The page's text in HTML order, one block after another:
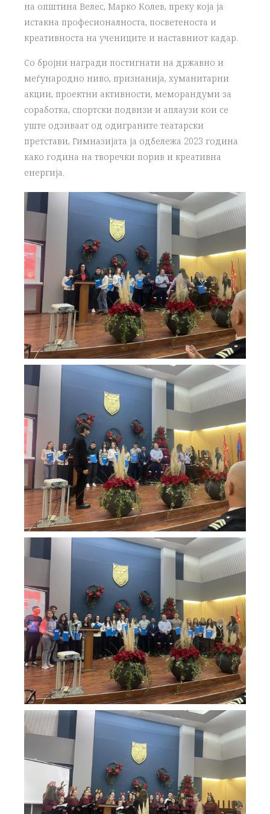
на општина Велес, Марко Колев, преку која ја
истакна професионалноста, посветеноста и
креативноста на учениците и наставниот кадар.
Со бројни награди постигнати на државно и
меѓународно ниво, признанија, хуманитарни
акции, проектни активности, меморандуми за
соработка, спортски подвизи и аплаузи кои се
уште одзиваат од одиграните театарски
претстави, Гимназијата ја одбележа 2023 година
како година на творечки порив и креативна
енергија.